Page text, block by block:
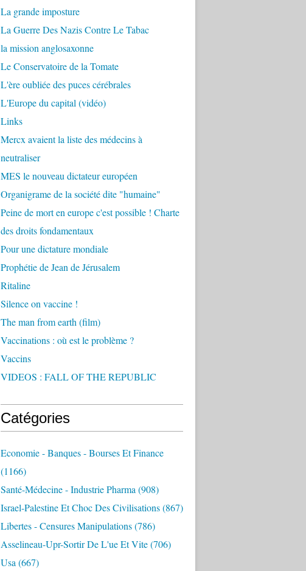
La grande imposture
La Guerre Des Nazis Contre Le Tabac
la mission anglosaxonne
Le Conservatoire de la Tomate
L'ère oubliée des puces cérébrales
L'Europe du capital (vidéo)
Links
Mercx avaient la liste des médecins à
neutraliser
MES le nouveau dictateur européen
Organigrame de la société dite "humaine"
Peine de mort en europe c'est possible ! Charte
des droits fondamentaux
Pour une dictature mondiale
Prophétie de Jean de Jérusalem
Ritaline
Silence on vaccine !
The man from earth (film)
Vaccinations : où est le problème ?
Vaccins
VIDEOS : FALL OF THE REPUBLIC
Catégories
Economie - Banques - Bourses Et Finance
(1166)
Santé-Médecine - Industrie Pharma (908)
Israel-Palestine Et Choc Des Civilisations(867)
Libertes - Censures Manipulations(786)
Asselineau-Upr-Sortir De L'ue Et Vite(706)
Usa (667)